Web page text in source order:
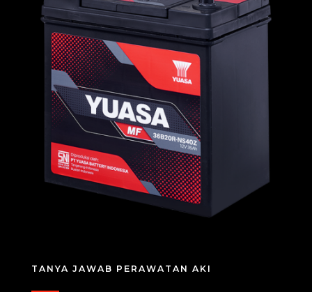
TANYA JAWAB PERAWATAN AKI